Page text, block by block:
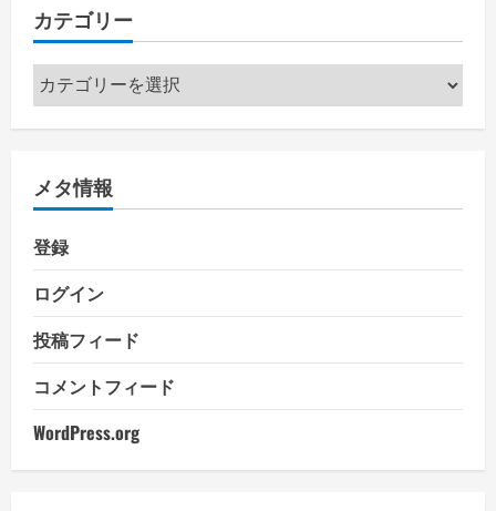
カテゴリー
カ
テ
ゴ
ー
メタ情報
登録
ログイン
投稿フィード
コメントフィード
WordPress.org